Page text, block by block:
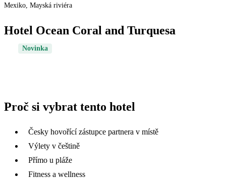
Mexiko, Mayská riviéra
Hotel Ocean Coral and Turquesa
Novinka
Proč si vybrat tento hotel
Česky hovořící zástupce partnera v místě
Výlety v češtině
Přímo u pláže
Fitness a wellness